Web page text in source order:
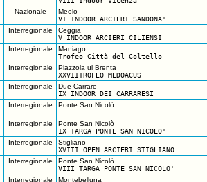
Nazionale
Meolo
VI INDOOR ARCIERI SANDONA'
Interregionale
Ceggia
V INDOOR ARCIERI CILIENSI
Interregionale
Maniago
Trofeo Città del Coltello
Interregionale
Piazzola ul Brenta
XXVIITROFEO MEDOACUS
Interregionale
Due Carrare
IX INDOOR DEI CARRARESI
Interregionale Ponte San Nicolò
Interregionale
Ponte San Nicolò
IX TARGA PONTE SAN NICOLO'
Interregionale
Stigliano
XVIII OPEN ARCIERI STIGLIANO
Interregionale
Ponte San Nicolò
VIII TARGA PONTE SAN NICOLO'
Interregionale
Montebelluna